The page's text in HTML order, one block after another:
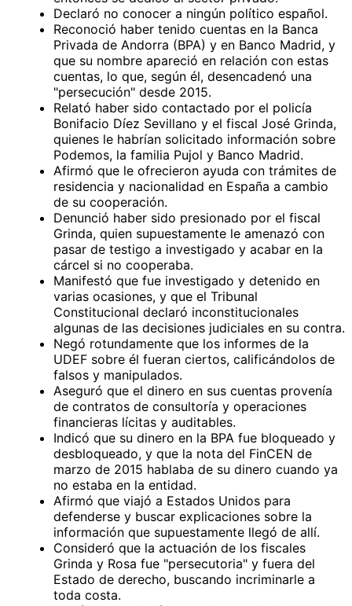
Declaró no conocer a ningún político español.
Reconoció haber tenido cuentas en la Banca
Privada de Andorra (BPA) y en Banco Madrid, y
que su nombre apareció en relación con estas
cuentas, lo que, según él, desencadenó una
"persecución" desde 2015.
Relató haber sido contactado por el policía
Bonifacio Díez Sevillano y el fiscal José Grinda,
quienes le habrían solicitado información sobre
Podemos, la familia Pujol y Banco Madrid.
Afirmó que le ofrecieron ayuda con trámites de
residencia y nacionalidad en España a cambio
de su cooperación.
Denunció haber sido presionado por el fiscal
Grinda, quien supuestamente le amenazó con
pasar de testigo a investigado y acabar en la
cárcel si no cooperaba.
Manifestó que fue investigado y detenido en
varias ocasiones, y que el Tribunal
Constitucional declaró inconstitucionales
algunas de las decisiones judiciales en su contra.
Negó rotundamente que los informes de la
UDEF sobre él fueran ciertos, calificándolos de
falsos y manipulados.
Aseguró que el dinero en sus cuentas provenía
de contratos de consultoría y operaciones
financieras lícitas y auditables.
Indicó que su dinero en la BPA fue bloqueado y
desbloqueado, y que la nota del FinCEN de
marzo de 2015 hablaba de su dinero cuando ya
no estaba en la entidad.
Afirmó que viajó a Estados Unidos para
defenderse y buscar explicaciones sobre la
información que supuestamente llegó de allí.
Consideró que la actuación de los fiscales
Grinda y Rosa fue "persecutoria" y fuera del
Estado de derecho, buscando incriminarle a
toda costa.